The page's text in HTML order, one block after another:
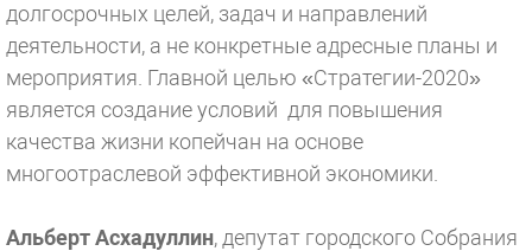
долгосрочных целей, задач и направлений
деятельности, а не конкретные адресные планы и
мероприятия. Главной целью «Стратегии-2020»
является создание условий для повышения
качества жизни копейчан на основе
многоотраслевой эффективной экономики.
Альберт Асхадуллин, депутат городского Собрания